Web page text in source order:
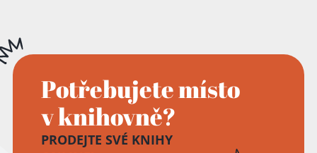
Potřebujete místo
v knihovně?
PRODEJTE SVÉ KNIHY